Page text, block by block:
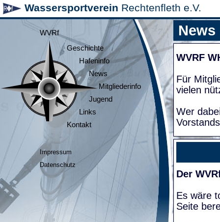
Wassersportverein Rechtenfleth e.V.
WVRf
Geschichte
Hafeninfo
News
Mitgliederinfo
Jugend
Links
Kontakt
Impressum
Datenschutz
News
WVRF
Für
vielen
Wer
Der
Es wäre
Seite